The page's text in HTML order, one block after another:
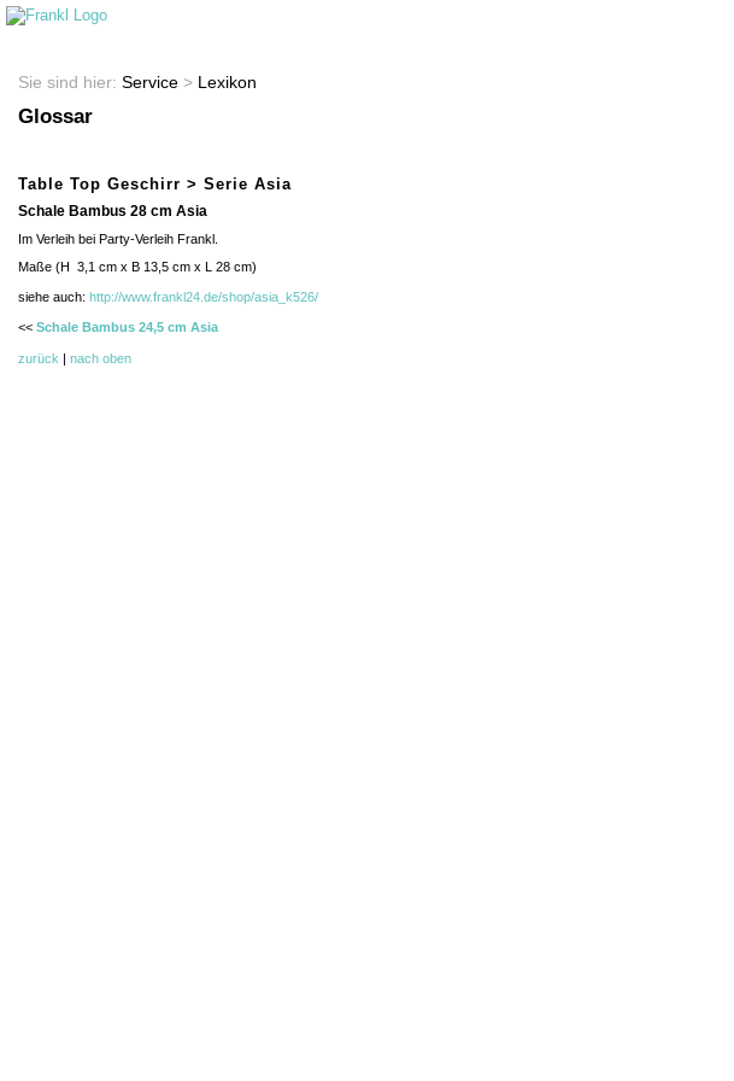
Sie sind hier: Service > Lexikon
Glossar
Table Top Geschirr > Serie Asia
Schale Bambus 28 cm Asia
Im Verleih bei Party-Verleih Frankl.
Maße (H 3,1 cm x B 13,5 cm x L 28 cm)
siehe auch: http://www.frankl24.de/shop/asia_k526/
<< Schale Bambus 24,5 cm Asia
zurück | nach oben